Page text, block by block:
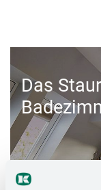
Das